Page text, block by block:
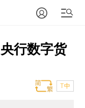
行数字货
T中